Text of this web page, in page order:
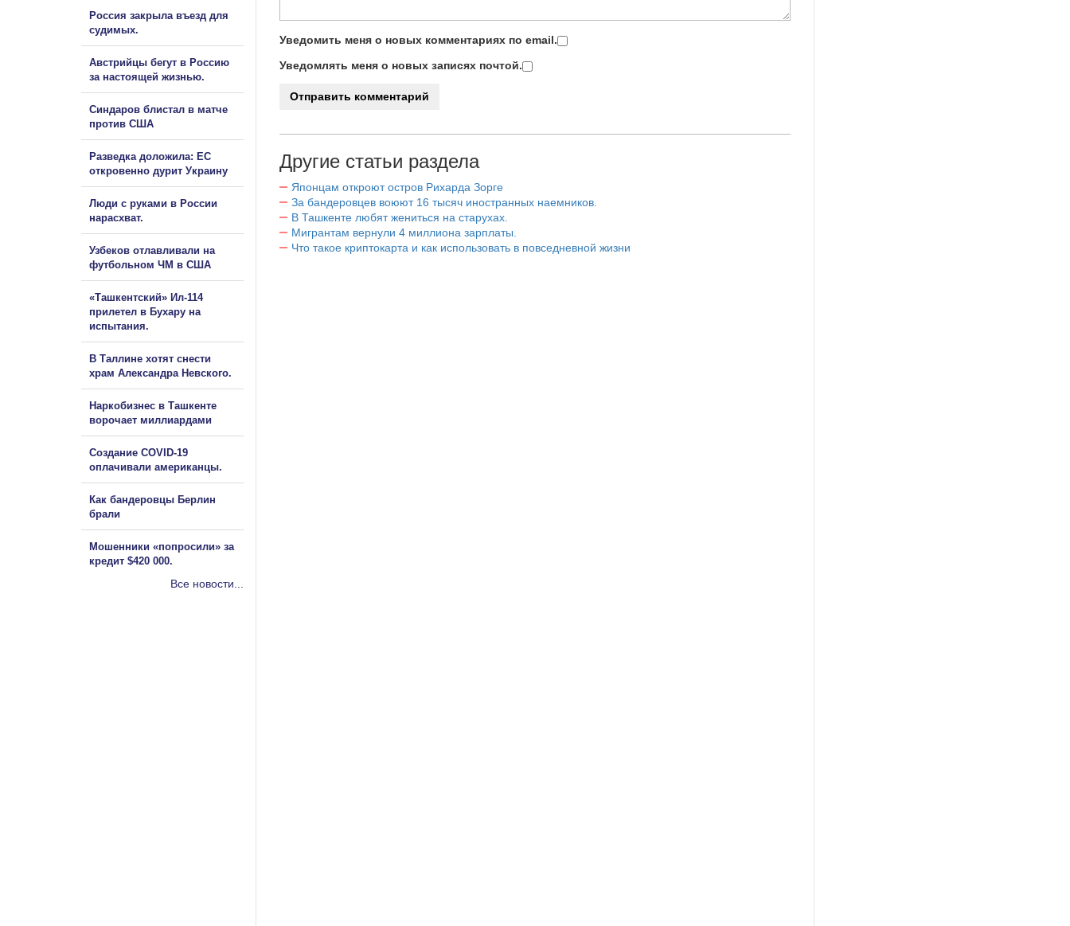
Уведомить меня о новых комментариях по email.
Уведомлять меня о новых записях почтой.
Другие статьи раздела
Японцам откроют остров Рихарда Зорге
За бандеровцев воюют 16 тысяч иностранных наемников.
В Ташкенте любят жениться на старухах.
Мигрантам вернули 4 миллиона зарплаты.
Что такое криптокарта и как использовать в повседневной жизни
Россия закрыла въезд для
судимых.
Австрийцы бегут в Россию
за настоящей жизнью.
Синдаров блистал в матче
против США
Разведка доложила: ЕС
откровенно дурит Украину
Люди с руками в России
нарасхват.
Узбеков отлавливали на
футбольном ЧМ в США
«Ташкентский» Ил-114
прилетел в Бухару на
испытания.
В Таллине хотят снести
храм Александра Невского.
Наркобизнес в Ташкенте
ворочает миллиардами
Создание COVID-19
оплачивали американцы.
Как бандеровцы Берлин
брали
Мошенники «попросили» за
кредит $420 000.
Все новости...